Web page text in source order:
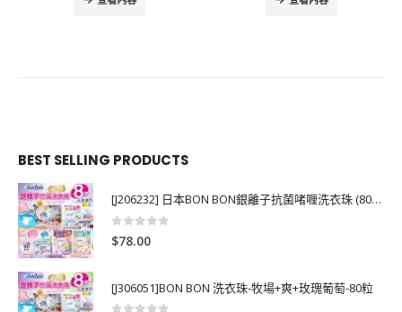
BEST SELLING PRODUCTS
[J206232] 日本BON BON銀離子抗菌啫喱洗衣珠 (80粒)
0
$78.00
[J306051]BON BON 洗衣珠-牧場+爽+玫瑰葡萄-80粒